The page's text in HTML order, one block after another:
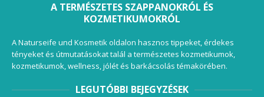
A TERMÉSZETES SZAPPANOKRÓL ÉS
KOZMETIKUMOKRÓL
A Naturseife und Kosmetik oldalon hasznos tippeket, érdekes
tényeket és útmutatásokat talál a természetes kozmetikumok,
kozmetikumok, wellness, jólét és barkácsolás témakörében.
LEGUTÓBBI BEJEGYZÉSEK